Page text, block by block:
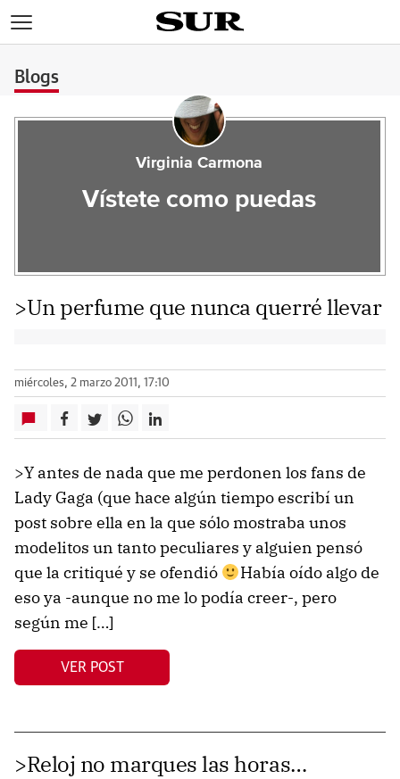
Blogs
Virginia Carmona
Vístete como puedas
>Un perfume que nunca querré llevar
miércoles, 2 marzo 2011, 17:10
>Y antes de nada que me perdonen los fans de
Lady Gaga (que hace algún tiempo escribí un
post sobre ella en la que sólo mostraba unos
modelitos un tanto peculiares y alguien pensó
que la critiqué y se ofendió
Había oído algo de
eso ya -aunque no me lo podía creer-, pero
según me […]
VER POST
>Reloj no marques las horas…